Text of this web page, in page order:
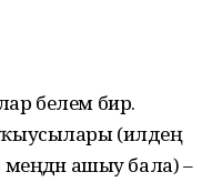
белем бирә.
(илдең
ашыу бала) –